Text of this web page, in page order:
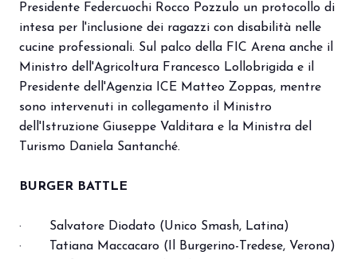
Presidente Federcuochi Rocco Pozzulo un protocollo di
intesa per l'inclusione dei ragazzi con disabilità nelle
cucine professionali. Sul palco della FIC Arena anche il
Ministro dell'Agricoltura Francesco Lollobrigida e il
Presidente dell'Agenzia ICE Matteo Zoppas, mentre
sono intervenuti in collegamento il Ministro
dell'Istruzione Giuseppe Valditara e la Ministra del
Turismo Daniela Santanché.
BURGER BATTLE
· Salvatore Diodato (Unico Smash, Latina)
· Tatiana Maccacaro (Il Burgerino-Tredese, Verona)